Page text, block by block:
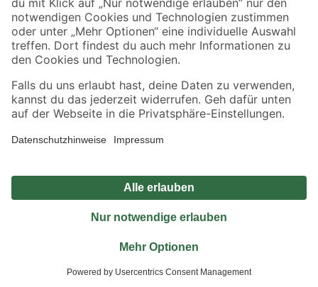
Jetzt die toom-App herunterladen
Alle Preisangaben in EUR inkl. gesetzl. MwSt.. Die dargestellten Angebote sind unter
Umständen nicht in allen Märkten verfügbar. Die angegebenen Verfügbarkeiten beziehen
Produkte nur solange der Vorrat reicht.
*Paketversand ab 59 € versandkostenfrei, gilt nicht für Artikel mit Speditionsversand, hier
Privatsphäre Impressum
Nutzungsbedingungen
Widerrufsrecht
Vertrag widerrufen
© 2026 toom Baumarkt GmbH